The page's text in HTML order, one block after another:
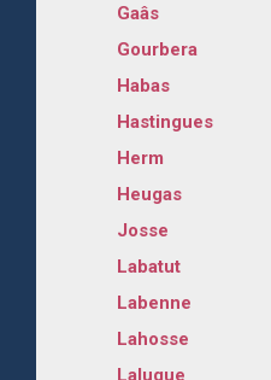
Gaâs
Gourbera
Habas
Hastingues
Herm
Heugas
Josse
Labatut
Labenne
Lahosse
Laluque